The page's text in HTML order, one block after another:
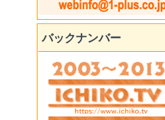
バックナンバー